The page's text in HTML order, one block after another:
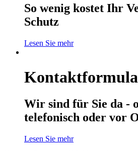
So wenig kostet Ihr
Schutz
Lesen Sie mehr
Wir sind für Sie da -
telefonisch oder vor
Lesen Sie mehr